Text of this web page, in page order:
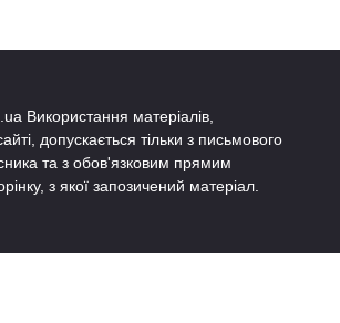
Використання матеріалів,
допускається тільки з письмового
та з обов'язковим прямим
з якої запозичений матеріал.